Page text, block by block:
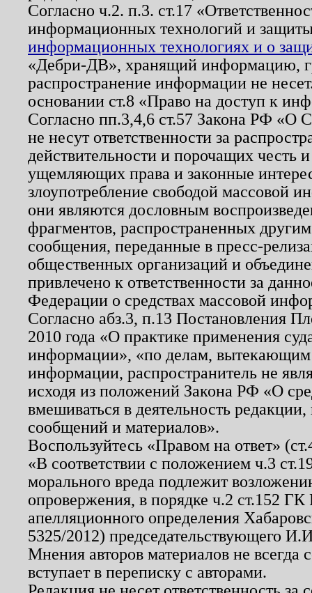
Согласно ч.2. п.3. ст.17
информационных технологий и
информационных технологиях и о
«Дебри-ДВ», хранящий информацию,
распространение информации не
основании ст.8 «Право на доступ к
Согласно пп.3,4,6 ст.57 Закона РФ «О
не несут ответственности за
действительности и порочащих честь
ущемляющих права и законные
злоупотребление свободой массовой
они являются дословным
фрагментов, распространенных
сообщения, переданные в пресс-
общественных организаций и
привлечено к ответственности за
Федерации о средствах массовой
Согласно абз.3, п.13 Постановления
2010 года «О практике применения
информации», «по делам, вытекающим
информации, распространитель не
исходя из положений Закона РФ «О
вмешиваться в деятельность
сообщений и материалов».
Воспользуйтесь «Правом на ответ»
«В соответствии с положением ч.3
морального вреда подлежит
опровержения, в порядке ч.2 ст.152
апелляционного определения
5325/2012) председательствующего
Мнения авторов материалов не
вступает в переписку с авторами.